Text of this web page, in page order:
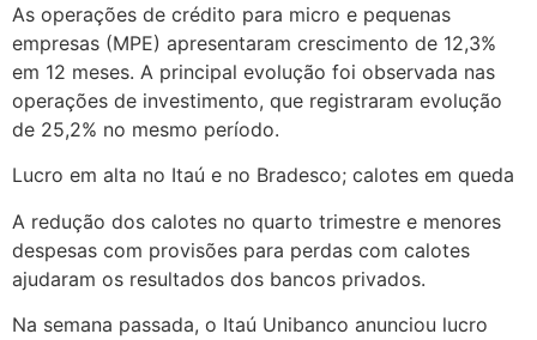
As operações de crédito para micro e pequenas
empresas (MPE) apresentaram crescimento de 12,3%
em 12 meses. A principal evolução foi observada nas
operações de investimento, que registraram evolução
de 25,2% no mesmo período.
Lucro em alta no Itaú e no Bradesco; calotes em queda
A redução dos calotes no quarto trimestre e menores
despesas com provisões para perdas com calotes
ajudaram os resultados dos bancos privados.
Na semana passada, o Itaú Unibanco anunciou lucro